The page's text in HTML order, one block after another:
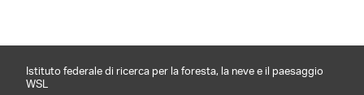
Istituto federale di ricerca per la foresta, la neve e il paesaggio
WSL